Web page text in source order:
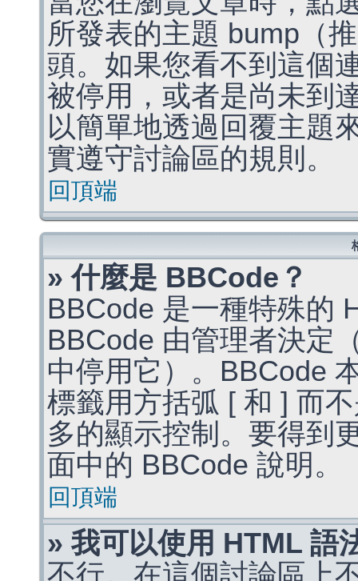
所發表的主題 bump（
頭。如果您看不到這個
被停用，或者是尚未到
以簡單地透過回覆主題
實遵守討論區的規則。
回頂端
» 什麼是 BBCode？
BBCode 是一種特殊的
BBCode 由管理者決定
中停用它）。BBCode
標籤用方括弧 [ 和 ] 而
多的顯示控制。要得到
面中的 BBCode 說明。
回頂端
» 我可以使用 HTML 語
不行。在這個討論區上